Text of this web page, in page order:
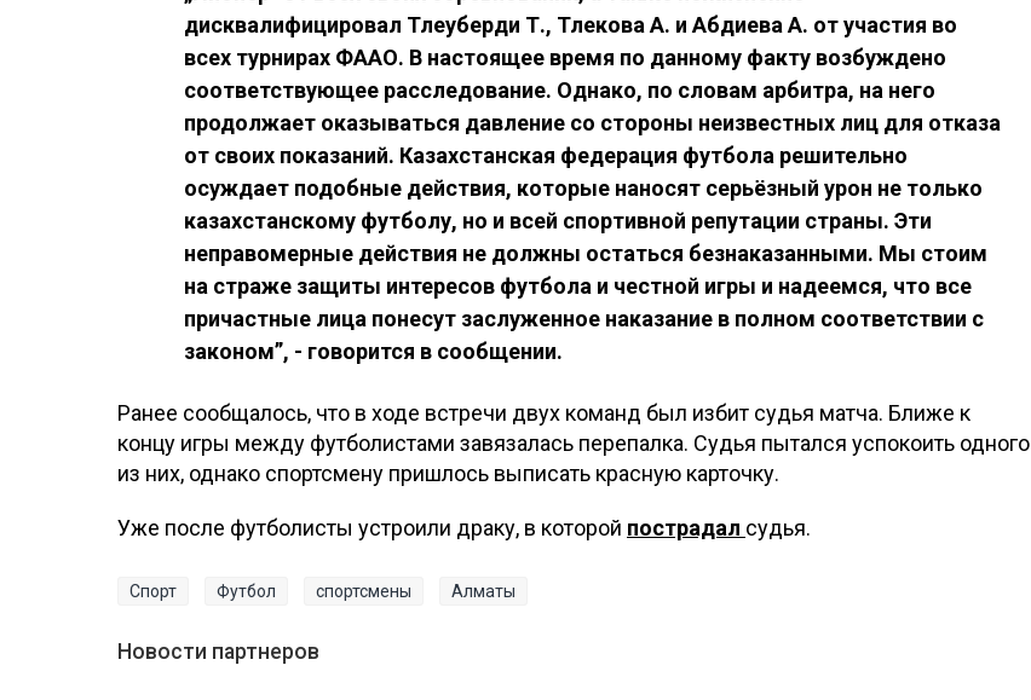
дисквалифицировал Тлеуберди Т., Тлекова А. и Абдиева А. от участия во
всех турнирах ФААО. В настоящее время по данному факту возбуждено
соответствующее расследование. Однако, по словам арбитра, на него
продолжает оказываться давление со стороны неизвестных лиц для отказа
от своих показаний. Казахстанская федерация футбола решительно
осуждает подобные действия, которые наносят серьёзный урон не только
казахстанскому футболу, но и всей спортивной репутации страны. Эти
неправомерные действия не должны остаться безнаказанными. Мы стоим
на страже защиты интересов футбола и честной игры и надеемся, что все
причастные лица понесут заслуженное наказание в полном соответствии с
законом”, - говорится в сообщении.
Ранее сообщалось, что в ходе встречи двух команд был избит судья матча. Ближе к
концу игры между футболистами завязалась перепалка. Судья пытался успокоить одного
из них, однако спортсмену пришлось выписать красную карточку.
Уже после футболисты устроили драку, в которой пострадал судья.
Спорт Футбол спортсмены Алматы
Новости партнеров